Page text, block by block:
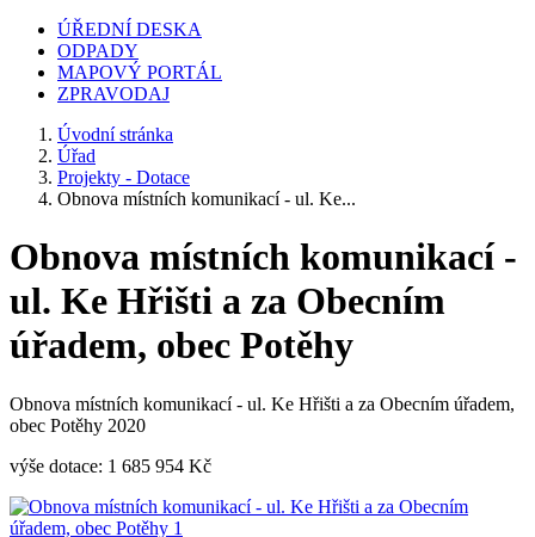
ÚŘEDNÍ DESKA
ODPADY
MAPOVÝ PORTÁL
ZPRAVODAJ
Úvodní stránka
Úřad
Projekty - Dotace
Obnova místních komunikací - ul. Ke...
Obnova místních komunikací -
ul. Ke Hřišti a za Obecním
úřadem, obec Potěhy
Obnova místních komunikací - ul. Ke Hřišti a za Obecním úřadem,
obec Potěhy 2020
výše dotace: 1 685 954 Kč